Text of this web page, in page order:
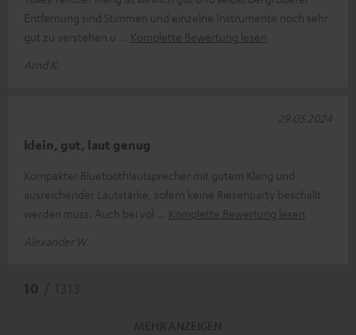
Entfernung sind Stimmen und einzelne Instrumente noch sehr
gut zu verstehen u
Komplette Bewertung lesen
Arnd K.
klein, gut, laut genug
Kompakter Bluetoothlautsprecher mit gutem Klang und
ausreichender Lautstärke, sofern keine Riesenparty beschallt
werden muss. Auch bei vol
Komplette Bewertung lesen
Alexander W.
29.05.2024